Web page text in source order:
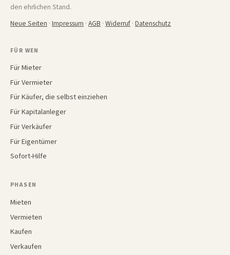
den ehrlichen Stand.
Neue Seiten · Impressum · AGB · Widerruf · Datenschutz
FÜR WEN
Für Mieter
Für Vermieter
Für Käufer, die selbst einziehen
Für Kapitalanleger
Für Verkäufer
Für Eigentümer
Sofort-Hilfe
PHASEN
Mieten
Vermieten
Kaufen
Verkaufen